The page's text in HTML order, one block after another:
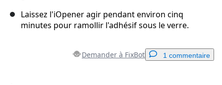
Laissez l'iOpener agir pendant environ cinq
minutes pour ramollir l'adhésif sous le verre.
Demander à FixBot 1 commentaire